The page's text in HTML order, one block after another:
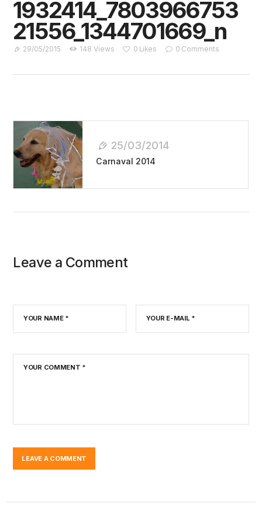
1932414_7803966753
21556_1344701669_n
29/05/2015 148 Views 0 Likes 0 Comments
Navegação
De
Post
25/03/2014
Carnaval 2014
Leave a Comment